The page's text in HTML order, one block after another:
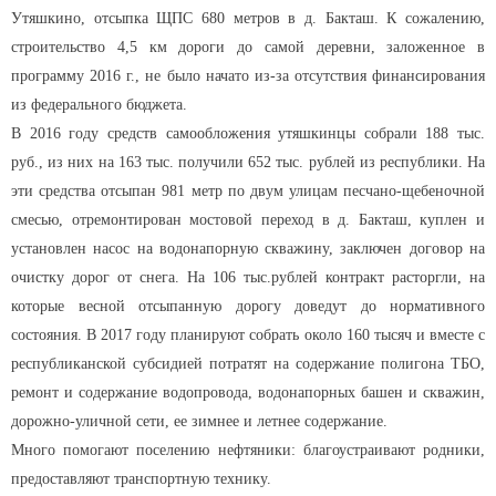
Утяшкино, отсыпка ЩПС 680 метров в д. Бакташ. К сожалению,
строительство 4,5 км дороги до самой деревни, заложенное в
программу 2016 г., не было начато из-за отсутствия финансирования
из федерального бюджета.
В 2016 году средств самообложения утяшкинцы собрали 188 тыс.
руб., из них на 163 тыс. получили 652 тыс. рублей из республики. На
эти средства отсыпан 981 метр по двум улицам песчано-щебеночной
смесью, отремонтирован мостовой переход в д. Бакташ, куплен и
установлен насос на водонапорную скважину, заключен договор на
очистку дорог от снега. На 106 тыс.рублей контракт расторгли, на
которые весной отсыпанную дорогу доведут до нормативного
состояния. В 2017 году планируют собрать около 160 тысяч и вместе с
республиканской субсидией потратят на содержание полигона ТБО,
ремонт и содержание водопровода, водонапорных башен и скважин,
дорожно-уличной сети, ее зимнее и летнее содержание.
Много помогают поселению нефтяники: благоустраивают родники,
предоставляют транспортную технику.